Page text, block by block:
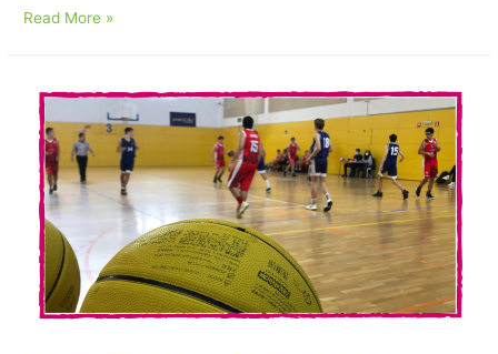
ENTITAT
Club
Patinatge
Artístic
Esplugues
Read More »